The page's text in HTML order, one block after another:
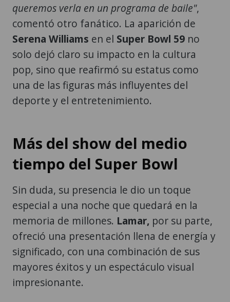
queremos verla en un programa de baile",
comentó otro fanático. La aparición de
Serena Williams en el Super Bowl 59 no
solo dejó claro su impacto en la cultura
pop, sino que reafirmó su estatus como
una de las figuras más influyentes del
deporte y el entretenimiento.
Más del show del medio
tiempo del Super Bowl
Sin duda, su presencia le dio un toque
especial a una noche que quedará en la
memoria de millones. Lamar, por su parte,
ofreció una presentación llena de energía y
significado, con una combinación de sus
mayores éxitos y un espectáculo visual
impresionante.